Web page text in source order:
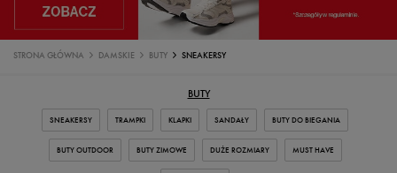
STRONA GŁÓWNA DAMSKIE BUTY SNEAKERSY
BUTY
SNEAKERSY TRAMPKI KLAPKI SANDAŁY BUTY DO BIEGANIA
BUTY OUTDOOR BUTY ZIMOWE DUŻE ROZMIARY MUST HAVE